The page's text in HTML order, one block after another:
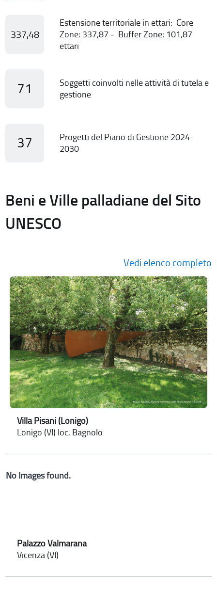
337,48
Estensione territoriale in ettari: Core
Zone: 337,87 - Buffer Zone: 101,87
ettari
71
Soggetti coinvolti nelle attività di tutela e
gestione
37
Progetti del Piano di Gestione 2024-
2030
Beni e Ville palladiane del Sito
UNESCO
Vedi elenco completo
Villa Pisani (Lonigo)
Lonigo (VI) loc. Bagnolo
No Images found.
Palazzo Valmarana
Vicenza (VI)